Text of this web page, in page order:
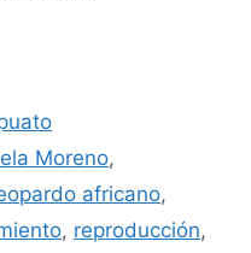
Moreno,
africano,
, reproducción,